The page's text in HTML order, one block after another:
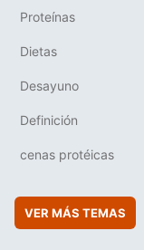
Proteínas
Dietas
Desayuno
Definición
cenas protéicas
VER MÁS TEMAS